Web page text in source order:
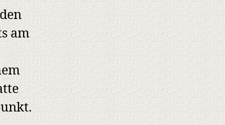
am